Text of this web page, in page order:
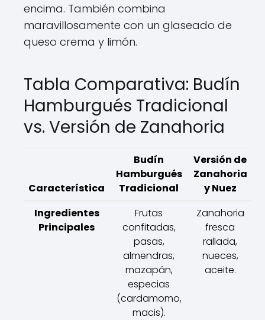
encima. También combina
maravillosamente con un glaseado de
queso crema y limón.
Tabla Comparativa: Budín
Hamburgués Tradicional
vs. Versión de Zanahoria
Característica
Budín
Hamburgués
Tradicional
Versión de
Zanahoria
y Nuez
Ingredientes
Principales
Frutas
confitadas,
pasas,
almendras,
mazapán,
especias
(cardamomo,
macis).
Zanahoria
fresca
rallada,
nueces,
aceite.